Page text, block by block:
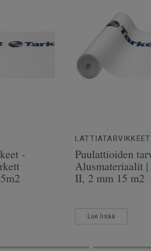
-
LATTIATARVIKKEET
Puulattioiden
Alusmateriaalit |
II, 2 mm 15 m2
Lue lisää